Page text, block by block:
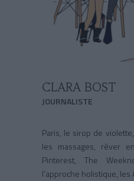
CLARA BOST
JOURNALISTE
Paris, le sirop de
les massages, rêver
Pinterest, The
l’approche holistique, les